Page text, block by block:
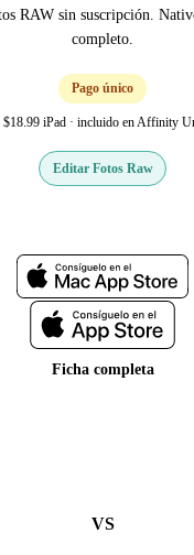
RAW sin suscripción.
completo.
Pago único
$18.99 iPad · incluido en Affinity
Editar Fotos Raw
Ficha completa
VS